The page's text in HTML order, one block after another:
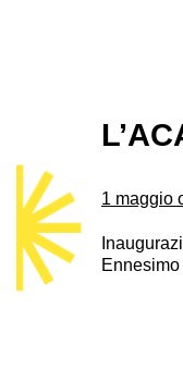
1 maggio